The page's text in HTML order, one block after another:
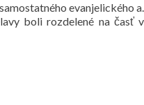
evanjelického a.
boli rozdelené na časť v